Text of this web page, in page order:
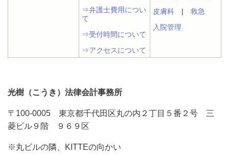
⇒弁護士費用につい
て
⇒受付時間について
⇒アクセスについて
皮膚科 | 救急
入院管理
光樹（こうき）法律会計事務所
〒100-0005 東京都千代田区丸の内２丁目５番２号 三
菱ビル９階 ９６９区
※丸ビルの隣、KITTEの向かい